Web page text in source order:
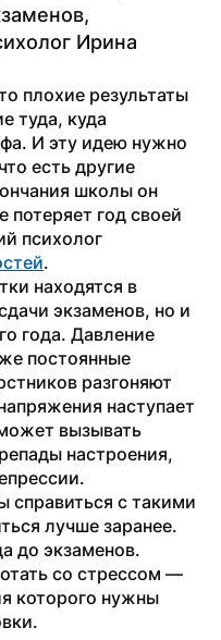
Ирина
плохие результаты
туда, куда
И эту идею нужно
есть другие
школы он
потеряет год своей
.
находятся в
экзаменов, но и
года. Давление
постоянные
разгоняют
наступает
вызывать
настроения,
справиться с такими
лучше заранее.
до экзаменов.
со стрессом —
которого нужны